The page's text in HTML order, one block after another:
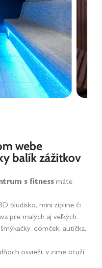
webe
balík zážitkov
s fitness máte
bludisko, mini zipline či
pre malých aj veľkých.
domček, autíčka,
osvieži, v zime otuží